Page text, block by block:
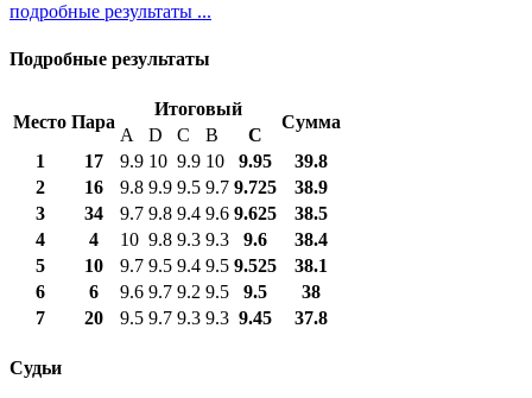
подробные результаты ...
Подробные результаты
Место Пара
Итоговый
Сумма
A D C B
С
1
17 9.9 10 9.9 10 9.95
39.8
2
16 9.8 9.9 9.5 9.7 9.725
38.9
3
34 9.7 9.8 9.4 9.6 9.625
38.5
4
4 10 9.8 9.3 9.3 9.6
38.4
5
10 9.7 9.5 9.4 9.5 9.525
38.1
6
6 9.6 9.7 9.2 9.5 9.5
38
7
20 9.5 9.7 9.3 9.3 9.45 37.8
Судьи